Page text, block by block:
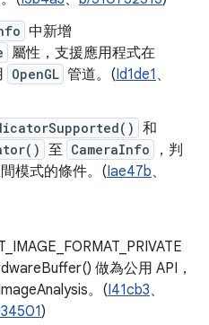
中新增
屬性，支援應用程式在
OpenGL 管道。(Id1de1 、
和
至 CameraInfo
，判
模式的條件。(Iae47b、
做為公用 API，
。(I41cb3、
)